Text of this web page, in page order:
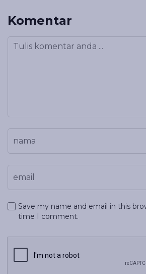
Komentar
Save my name and email in this
time I comment.